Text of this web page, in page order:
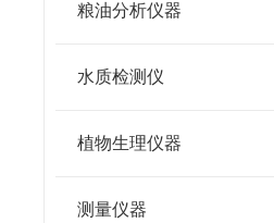
粮油分析仪器
水质检测仪
植物生理仪器
测量仪器